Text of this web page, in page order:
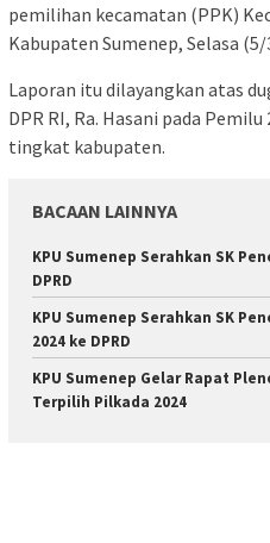
pemilihan kecamatan (PPK)
Kabupaten Sumenep, Selasa (5/
Laporan itu dilayangkan atas
DPR RI, Ra. Hasani pada
tingkat kabupaten.
BACAAN LAINNYA
KPU Sumenep Serahkan SK
DPRD
KPU Sumenep Serahkan SK
2024 ke DPRD
KPU Sumenep Gelar Rapat
Terpilih Pilkada 2024